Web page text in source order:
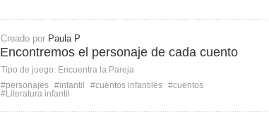
Creado por Paula P
Encontremos el personaje de cada cuento
Tipo de juego: Encuentra la Pareja
#personajes #infantil #cuentos infantiles #cuentos
#Literatura infantil